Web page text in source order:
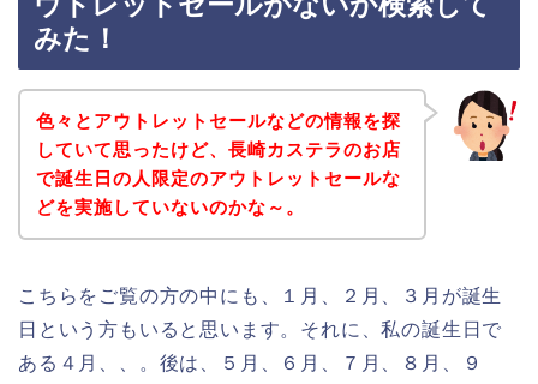
みた！
色々とアウトレットセールなどの情報を探
していて思ったけど、長崎カステラのお店
で誕生日の人限定のアウトレットセールな
どを実施していないのかな～。
こちらをご覧の方の中にも、１月、２月、３月が誕生
日という方もいると思います。それに、私の誕生日で
ある４月、、。後は、５月、６月、７月、８月、９